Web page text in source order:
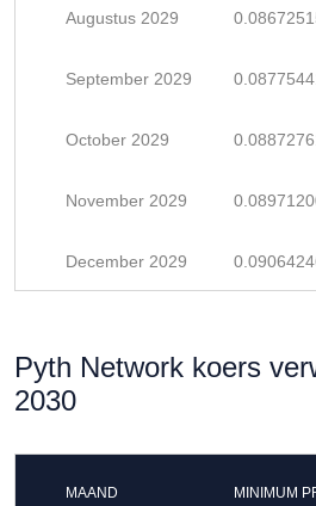
Augustus 2029
September 2029
October 2029
November 2029
December 2029
Pyth Network koers
2030
MAAND MINIMUM